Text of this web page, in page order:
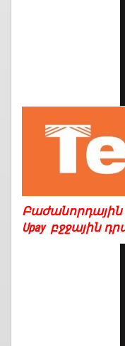
Բաժանորդային
Upay բջջային